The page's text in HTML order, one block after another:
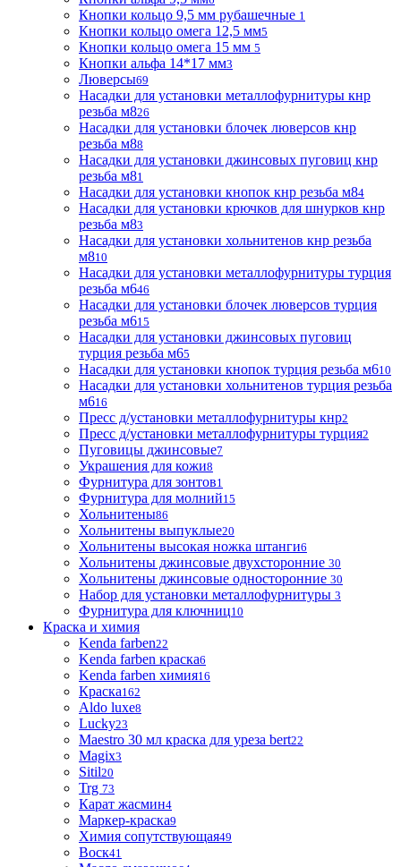
Кнопки кольцо 9,5 мм рубашечные 1
Кнопки кольцо омега 12,5 мм5
Кнопки кольцо омега 15 мм 5
Кнопки альфа 14*17 мм3
Люверсы69
Насадки для установки металлофурнитуры кнр
резьба м826
Насадки для установки блочек люверсов кнр
резьба м88
Насадки для установки джинсовых пуговиц кнр
резьба м81
Насадки для установки кнопок кнр резьба м84
Насадки для установки крючков для шнурков кнр
резьба м83
Насадки для установки хольнитенов кнр резьба
м810
Насадки для установки металлофурнитуры турция
резьба м646
Насадки для установки блочек люверсов турция
резьба м615
Насадки для установки джинсовых пуговиц
турция резьба м65
Насадки для установки кнопок турция резьба м610
Насадки для установки хольнитенов турция резьба
м616
Пресс д/установки металлофурнитуры кнр2
Пресс д/установки металлофурнитуры турция2
Пуговицы джинсовые7
Украшения для кожи8
Фурнитура для зонтов1
Фурнитура для молний15
Хольнитены86
Хольнитены выпуклые20
Хольнитены высокая ножка штанги6
Хольнитены джинсовые двухсторонние 30
Хольнитены джинсовые односторонние 30
Набор для установки металлофурнитуры 3
Фурнитура для ключниц10
Краска и химия
Kenda farben22
Kenda farben краска6
Kenda farben химия16
Краска162
Aldo luxe8
Lucky23
Maestro 30 мл краска для уреза bert22
Magix3
Sitil20
Trg 73
Карат жасмин4
Маркер-краска9
Химия сопутствующая49
Воск41